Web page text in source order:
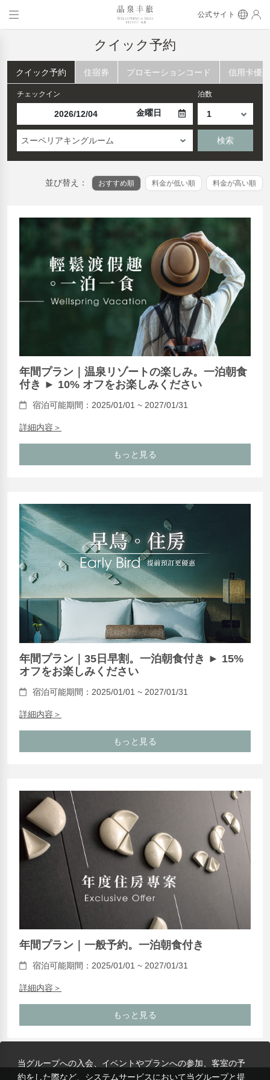
公式サイト
クイック予約
クイック予約 住宿券 プロモーションコード 信用卡優惠
チェックイン
金曜日
泊数
スーペリアキングルーム 検索
並び替え： おすすめ順 料金が低い順 料金が高い順
年間プラン｜温泉リゾートの楽しみ。一泊朝食
付き ► 10% オフをお楽しみください
宿泊可能期間：2025/01/01 ~ 2027/01/31
詳細内容＞
もっと見る
年間プラン｜35日早割。一泊朝食付き ► 15%
オフをお楽しみください
宿泊可能期間：2025/01/01 ~ 2027/01/31
詳細内容＞
もっと見る
年間プラン｜一般予約。一泊朝食付き
宿泊可能期間：2025/01/01 ~ 2027/01/31
詳細内容＞
もっと見る
当グループへの入会、イベントやプランへの参加、客室の予
約をした際など、システムサービスにおいて当グループと提